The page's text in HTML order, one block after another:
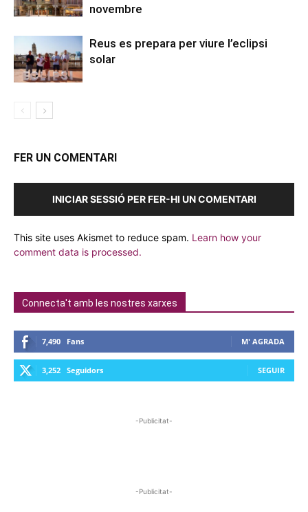
novembre
Reus es prepara per viure l’eclipsi
solar
FER UN COMENTARI
INICIAR SESSIÓ PER FER-HI UN COMENTARI
This site uses Akismet to reduce spam. Learn how your
comment data is processed.
Connecta't amb les nostres xarxes
7,490 Fans M' AGRADA
3,252 Seguidors SEGUIR
-Publicitat-
-Publicitat-